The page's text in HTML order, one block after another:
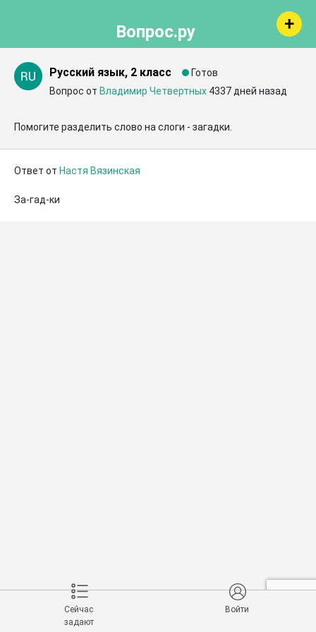
Вопрос.ру
Русский язык, 2 класс
Готов
Вопрос от Владимир Четвертных 4337 дней назад
Помогите разделить слово на слоги - загадки.
Ответ от Настя Вязинская
За-гад-ки
Сейчас
задают
Войти